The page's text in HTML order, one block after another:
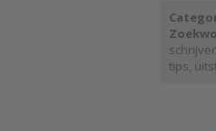
tips,